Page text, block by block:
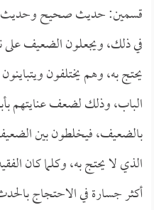
قسمين: حديث صحيح وحديث
في ذلك، ويجعلون الضعيف
يحتج به، وهم يختلفون
الباب، وذلك لضعف عنايتهم
بالضعيف، فيخلطون بين
الذي لا يحتج به، وكلما كان
أكثر جسارة في الاحتجاج